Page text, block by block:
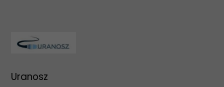
Uranosz